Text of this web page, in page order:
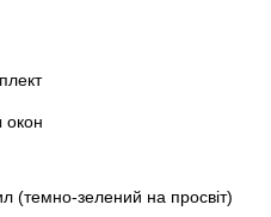
окон
(темно-зелений на просвіт)